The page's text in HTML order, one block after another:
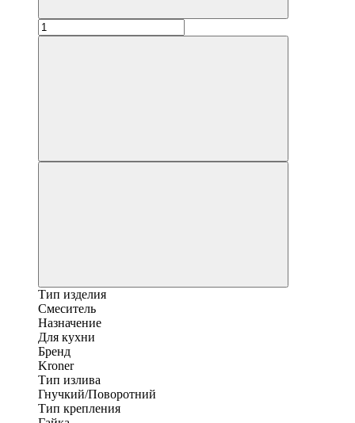
Тип изделия
Смеситель
Назначение
Для кухни
Бренд
Kroner
Тип излива
Гнучкий/Поворотний
Тип крепления